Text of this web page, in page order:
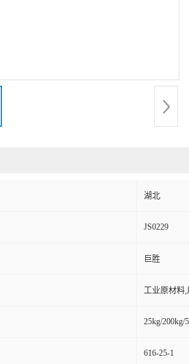
湖北
JS0229
巨胜
工业原材料
25kg/200kg/
616-25-1